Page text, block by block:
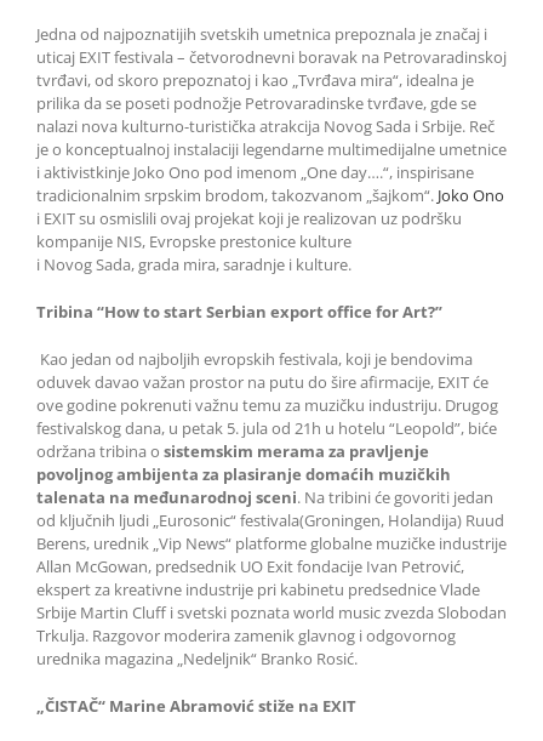
Jedna od najpoznatijih svetskih umetnica prepoznala je značaj i
uticaj EXIT festivala – četvorodnevni boravak na Petrovaradinskoj
tvrđavi, od skoro prepoznatoj i kao „Tvrđava mira“, idealna je
prilika da se poseti podnožje Petrovaradinske tvrđave, gde se
nalazi nova kulturno-turistička atrakcija Novog Sada i Srbije. Reč
je o konceptualnoj instalaciji legendarne multimedijalne umetnice
i aktivistkinje Joko Ono pod imenom „One day….“, inspirisane
tradicionalnim srpskim brodom, takozvanom „šajkom“. Joko Ono
i EXIT su osmislili ovaj projekat koji je realizovan uz podršku
kompanije NIS, Evropske prestonice kulture
i Novog Sada, grada mira, saradnje i kulture.
Tribina “How to start Serbian export office for Art?”
Kao jedan od najboljih evropskih festivala, koji je bendovima
oduvek davao važan prostor na putu do šire afirmacije, EXIT će
ove godine pokrenuti važnu temu za muzičku industriju. Drugog
festivalskog dana, u petak 5. jula od 21h u hotelu “Leopold”, biće
održana tribina o sistemskim merama za pravljenje
povoljnog ambijenta za plasiranje domaćih muzičkih
talenata na međunarodnoj sceni. Na tribini će govoriti jedan
od ključnih ljudi „Eurosonic“ festivala(Groningen, Holandija) Ruud
Berens, urednik „Vip News“ platforme globalne muzičke industrije
Allan McGowan, predsednik UO Exit fondacije Ivan Petrović,
ekspert za kreativne industrije pri kabinetu predsednice Vlade
Srbije Martin Cluff i svetski poznata world music zvezda Slobodan
Trkulja. Razgovor moderira zamenik glavnog i odgovornog
urednika magazina „Nedeljnik“ Branko Rosić.
„ČISTAČ“ Marine Abramović stiže na EXIT